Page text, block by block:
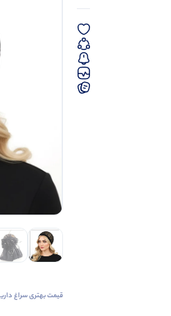
قیمت بهتری سراغ